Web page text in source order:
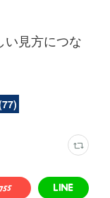
い見方につな
77)